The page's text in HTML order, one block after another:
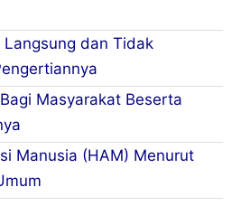
dan Tidak
Masyarakat Beserta
Manusia (HAM) Menurut